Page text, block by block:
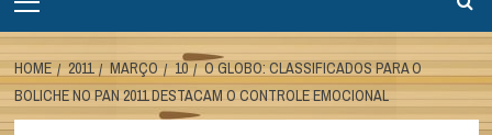
Menu
HOME 2011 MARÇO 10
O GLOBO: CLASSIFICADOS PARA O
BOLICHE NO PAN 2011 DESTACAM O CONTROLE EMOCIONAL